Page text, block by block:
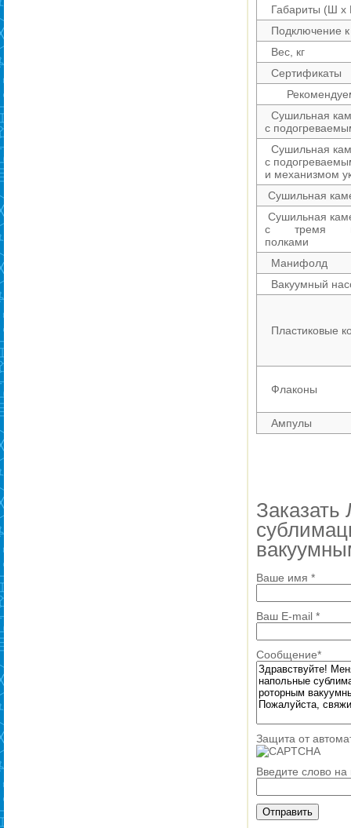
Габариты (Ш х
Подключение к
Вес, кг
Сертификаты
Сушильная
с
Сушильная
с
и механизмом
Сушильная
Сушильная
с тремя
полками
Манифолд
Вакуумный
Пластиковые
Флаконы
Ампулы
Ваше имя *
Ваш E-mail *
Сообщение*
Защита от
Введите слово на